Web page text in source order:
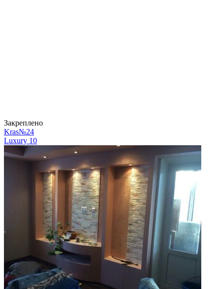
Закреплено
Kras№24
Luxury 10